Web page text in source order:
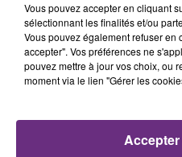
LE MAGASIN
SES PORTES
C'était l'une des
fermer ses portes.
TITRES DIFFUSÉS
Vous pouvez accepter en cliquant
sélectionnant les finalités et/ou
Vous pouvez également refuser en
accepter". Vos préférences ne
pouvez mettre à jour vos choix, ou
moment via le lien "Gérer les